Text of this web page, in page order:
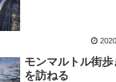
モンマルトル街
を訪ねる